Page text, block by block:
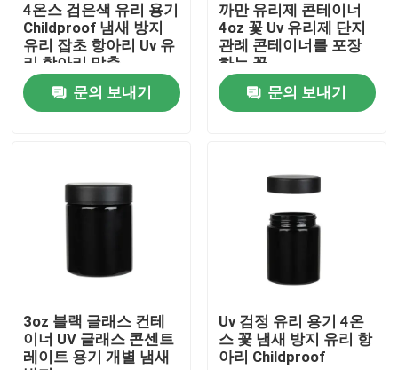
우리에 대하여
공장 여행
연락주세요
글라스 정광 병
4온스 검은색 유리 용기
Childproof 냄새 방지
유리 잡초 항아리 Uv 유
리 항아리 맞춤
문의 보내기
까만 유리제 콘테이너
4oz 꽃 Uv 유리제 단지
관례 콘테이너를 포장
하는 꽃
문의 보내기
3oz 블랙 글래스 컨테
이너 UV 글래스 콘센트
레이트 용기 개별 냄새
Uv 검정 유리 용기 4온
스 꽃 냄새 방지 유리 항
아리 Childproof